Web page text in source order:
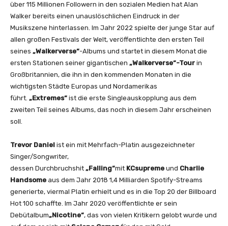
i
d
e
o
)
“
v
o
n
Y
o
T
u
b
e
a
n
z
über 115 Millionen Followern in den sozialen Medien hat Alan
Walker bereits einen unauslöschlichen Eindruck in der
Musikszene hinterlassen. Im Jahr 2022 spielte der junge Star auf
allen großen Festivals der Welt, veröffentlichte den ersten Teil
seines „Walkerverse“-Albums und startet in diesem Monat die
ersten Stationen seiner gigantischen „Walkerverse“-Tour in
Großbritannien, die ihn in den kommenden Monaten in die
wichtigsten Städte Europas und Nordamerikas
führt. „Extremes“ ist die erste Singleauskopplung aus dem
zweiten Teil seines Albums, das noch in diesem Jahr erscheinen
soll.
Trevor Daniel ist ein mit Mehrfach-Platin ausgezeichneter
Singer/Songwriter,
dessen Durchbruchshit „Falling“mit KCsupreme und Charlie
Handsome aus dem Jahr 2018 1,4 Milliarden Spotify-Streams
generierte, viermal Platin erhielt und es in die Top 20 der Billboard
Hot 100 schaffte. Im Jahr 2020 veröffentlichte er sein
Debütalbum„Nicotine“, das von vielen Kritikern gelobt wurde und